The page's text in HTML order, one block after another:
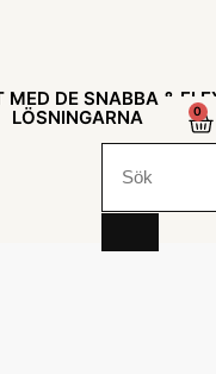
MED DE SNABBA &
LÖSNINGARNA
0